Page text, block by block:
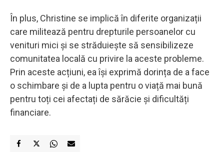
În plus, Christine se implică în diferite organizații
care militează pentru drepturile persoanelor cu
venituri mici și se străduiește să sensibilizeze
comunitatea locală cu privire la aceste probleme.
Prin aceste acțiuni, ea își exprimă dorința de a face
o schimbare și de a lupta pentru o viață mai bună
pentru toți cei afectați de sărăcie și dificultăți
financiare.